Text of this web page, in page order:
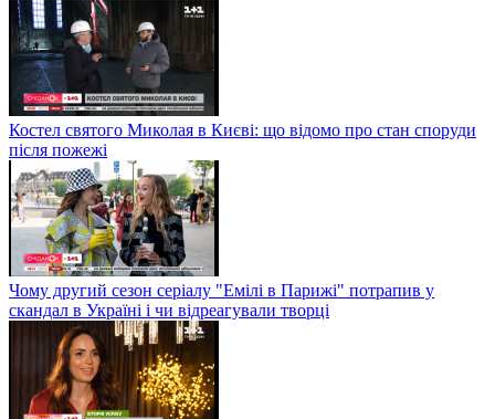
Костел святого Миколая в Києві: що відомо про стан споруди
після пожежі
Чому другий сезон серіалу "Емілі в Парижі" потрапив у
скандал в Україні і чи відреагували творці